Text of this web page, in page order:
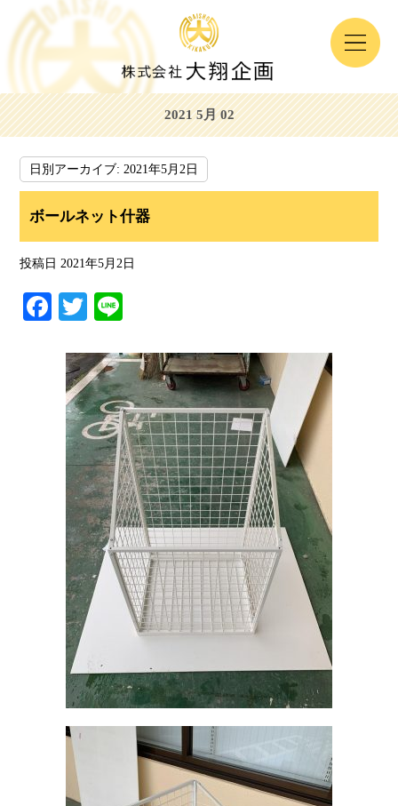
2021 5月 02
日別アーカイブ:2021年5月2日
ボールネット什器
投稿日 2021年5月2日
Fa
bo
ok
T
tte
r